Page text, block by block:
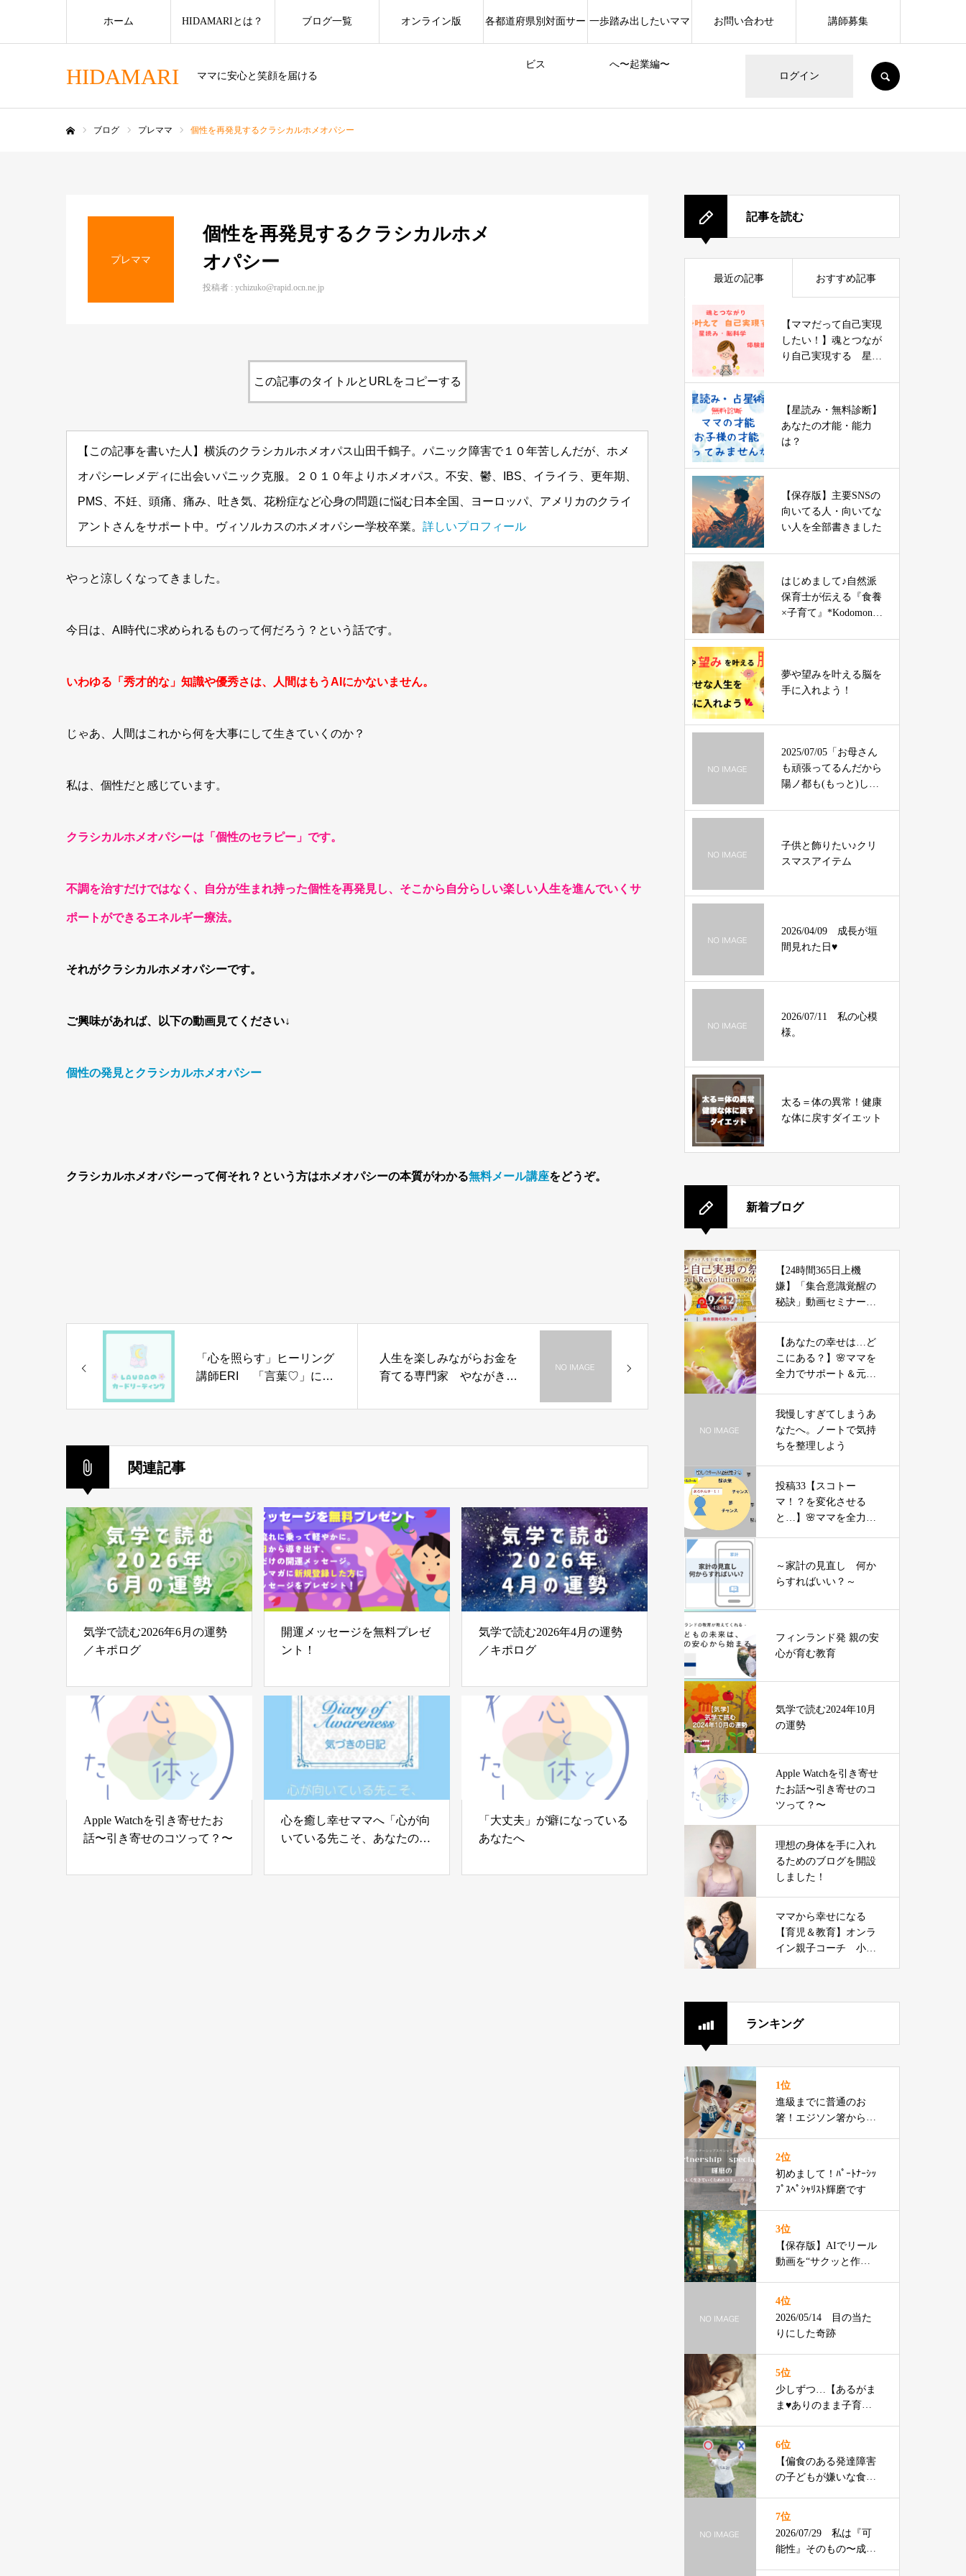
HIDAMARI ママに安心と笑顔を届ける ログイン
SEARCH
ホーム HIDAMARIとは？ ブログ一覧 オンライン版 各都道府県別対面サー
ビス
一歩踏み出したいママ
へ〜起業編〜
お問い合わせ 講師募集
ブログ プレママ 個性を再発見するクラシカルホメオパシー
プレママ
個性を再発見するクラシカルホメ
オパシー
投稿者 : ychizuko@rapid.ocn.ne.jp
この記事のタイトルとURLをコピーする
【この記事を書いた人】横浜のクラシカルホメオパス山田千鶴子。パニック障害で１０年苦しんだが、ホメ
オパシーレメディに出会いパニック克服。２０１０年よりホメオパス。不安、鬱、IBS、イライラ、更年期、
PMS、不妊、頭痛、痛み、吐き気、花粉症など心身の問題に悩む日本全国、ヨーロッパ、アメリカのクライ
アントさんをサポート中。ヴィソルカスのホメオパシー学校卒業。 詳しいプロフィール
やっと涼しくなってきました。
今日は、AI時代に求められるものって何だろう？という話です。
いわゆる「秀才的な」知識や優秀さは、人間はもうAIにかないません。
じゃあ、人間はこれから何を大事にして生きていくのか？
私は、個性だと感じています。
クラシカルホメオパシーは「個性のセラピー」です。
不調を治すだけではなく、自分が生まれ持った個性を再発見し、そこから自分らしい楽しい人生を進んでいくサ
ポートができるエネルギー療法。
それがクラシカルホメオパシーです。
ご興味があれば、以下の動画見てください↓
個性の発見とクラシカルホメオパシー
クラシカルホメオパシーって何それ？という方はホメオパシーの本質がわかる無料メール講座をどうぞ。
「心を照らす」ヒーリング
講師ERI 「言葉♡」につ
人生を楽しみながらお金を
育てる専門家 やながきょ
関連記事
気学で読む2026年6月の運勢
／キポログ
開運メッセージを無料プレゼ
ント！
気学で読む2026年4月の運勢
／キポログ
Apple Watchを引き寄せたお
話〜引き寄せのコツって？〜
心を癒し幸せママへ「心が向
いている先こそ、あなたの住
「大丈夫」が癖になっている
あなたへ
記事を読む
最近の記事 おすすめ記事
【ママだって自己実現
したい！】魂とつなが
り自己実現する 星読
【星読み・無料診断】
あなたの才能・能力
は？
【保存版】主要SNSの
向いてる人・向いてな
い人を全部書きました
はじめまして♪自然派
保育士が伝える『食養
×子育て』*Kodomono
夢や望みを叶える脳を
手に入れよう！
2025/07/05「お母さん
も頑張ってるんだから
陽ノ都も(もっと)しっ
子供と飾りたい♪クリ
スマスアイテム
2026/04/09 成長が垣
間見れた日♥
2026/07/11 私の心模
様。
太る＝体の異常！健康
な体に戻すダイエット
新着ブログ
【24時間365日上機
嫌】「集合意識覚醒の
秘訣」動画セミナー：
【あなたの幸せは…ど
こにある？】🌸ママを
全力でサポート＆元気
ーチング
我慢しすぎてしまうあ
なたへ。ノートで気持
ちを整理しよう
投稿33【スコトー
マ！？を変化させる
と…】🌸ママを全力で
パワーアップコーチン
グ
～家計の見直し 何か
らすればいい？～
フィンランド発 親の安
心が育む教育
気学で読む2024年10月
の運勢
Apple Watchを引き寄せ
たお話〜引き寄せのコ
ツって？〜
理想の身体を手に入れ
るためのブログを開設
しました！
ママから幸せになる
【育児＆教育】オンラ
イン親子コーチ 小山
ランキング
1位
進級までに普通のお
箸！エジソン箸からの
2位
初めまして！ﾊﾟｰﾄﾅｰｼｯ
ﾌﾟｽﾍﾟｼｬﾘｽﾄ輝磨です
3位
【保存版】AIでリール
動画を“サクッと作る”3
4位
2026/05/14 目の当た
りにした奇跡
5位
少しずつ…【あるがま
ま♥️ありのまま子育
6位
【偏食のある発達障害
の子どもが嫌いな食べ
7位
2026/07/29 私は『可
能性』そのもの〜成年